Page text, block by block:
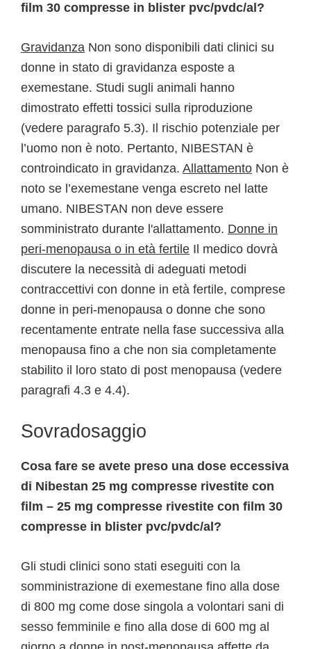
film 30 compresse in blister pvc/pvdc/al?
Gravidanza Non sono disponibili dati clinici su
donne in stato di gravidanza esposte a
exemestane. Studi sugli animali hanno
dimostrato effetti tossici sulla riproduzione
(vedere paragrafo 5.3). Il rischio potenziale per
l’uomo non è noto. Pertanto, NIBESTAN è
controindicato in gravidanza. Allattamento Non è
noto se l’exemestane venga escreto nel latte
umano. NIBESTAN non deve essere
somministrato durante l'allattamento. Donne in
peri-menopausa o in età fertile Il medico dovrà
discutere la necessità di adeguati metodi
contraccettivi con donne in età fertile, comprese
donne in peri-menopausa o donne che sono
recentamente entrate nella fase successiva alla
menopausa fino a che non sia completamente
stabilito il loro stato di post menopausa (vedere
paragrafi 4.3 e 4.4).
Sovradosaggio
Cosa fare se avete preso una dose eccessiva
di Nibestan 25 mg compresse rivestite con
film – 25 mg compresse rivestite con film 30
compresse in blister pvc/pvdc/al?
Gli studi clinici sono stati eseguiti con la
somministrazione di exemestane fino alla dose
di 800 mg come dose singola a volontari sani di
sesso femminile e fino alla dose di 600 mg al